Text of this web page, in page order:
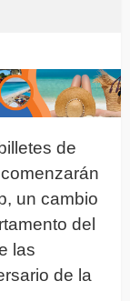
de
un cambio
del
las
de la